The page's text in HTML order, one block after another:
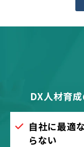
DX人材育
自社に最適
らない